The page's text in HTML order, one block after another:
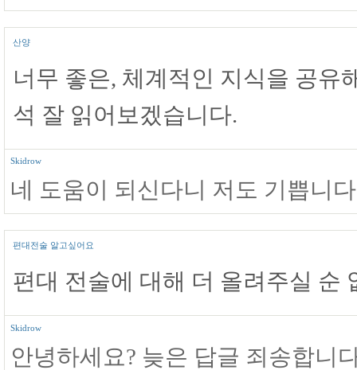
산양
너무 좋은, 체계적인 지식을 공유
석 잘 읽어보겠습니다.
Skidrow
네 도움이 되신다니 저도 기쁩니
편대전술 알고싶어요
편대 전술에 대해 더 올려주실 순
Skidrow
안녕하세요? 늦은 답글 죄송합니